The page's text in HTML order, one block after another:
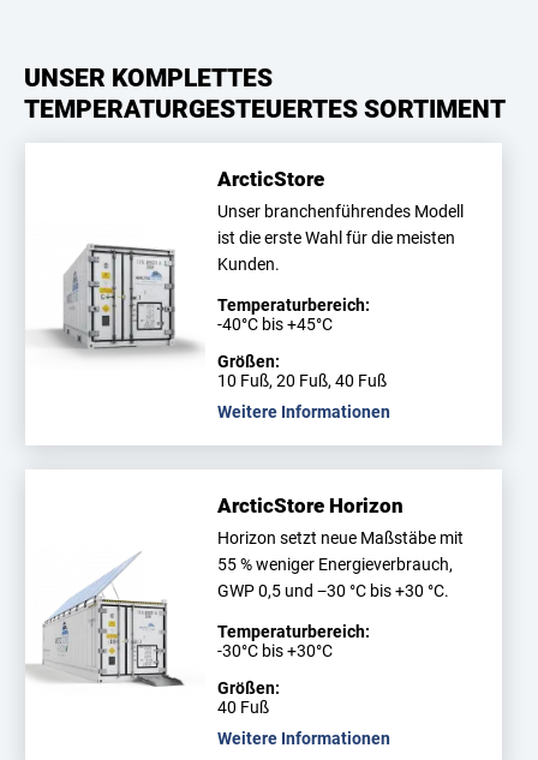
UNSER KOMPLETTES
TEMPERATURGESTEUERTES SORTIMENT
ArcticStore
Unser branchenführendes Modell
ist die erste Wahl für die meisten
Kunden.
Temperaturbereich:
-40°C bis +45°C
Größen:
10 Fuß, 20 Fuß, 40 Fuß
Weitere Informationen
ArcticStore Horizon
Horizon setzt neue Maßstäbe mit
55 % weniger Energieverbrauch,
GWP 0,5 und −30 °C bis +30 °C.
Temperaturbereich:
-30°C bis +30°C
Größen:
40 Fuß
Weitere Informationen